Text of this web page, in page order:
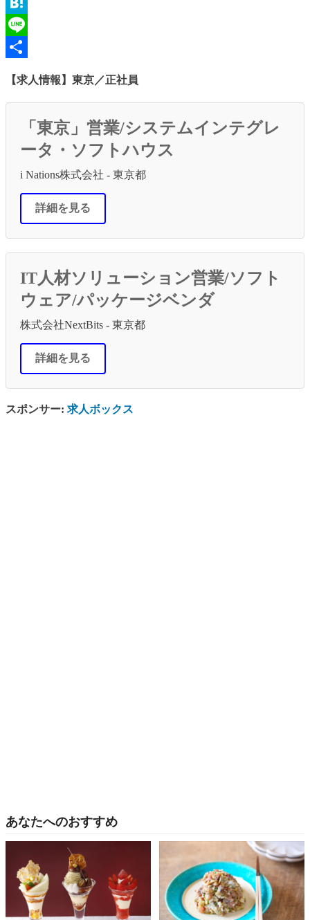
Email
Hatena
Line
【求人情報】東京／正社員
「東京」営業/システムインテグレ
ータ・ソフトハウス
i Nations株式会社 - 東京都
詳細を見る
IT人材ソリューション営業/ソフト
ウェア/パッケージベンダ
株式会社NextBits - 東京都
詳細を見る
スポンサー: 求人ボックス
あなたへのおすすめ